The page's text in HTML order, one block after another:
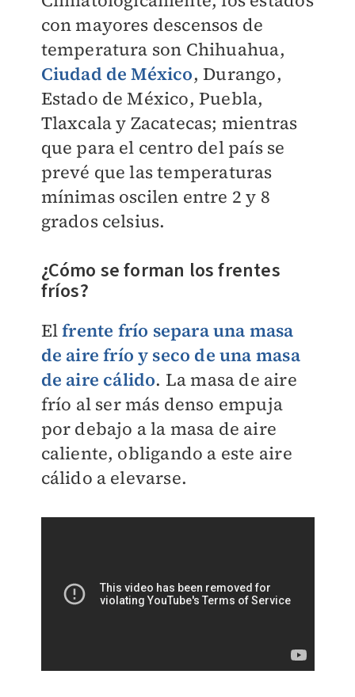
con mayores descensos de
temperatura son Chihuahua,
Ciudad de México, Durango,
Estado de México, Puebla,
Tlaxcala y Zacatecas; mientras
que para el centro del país se
prevé que las temperaturas
mínimas oscilen entre 2 y 8
grados celsius.
¿Cómo se forman los frentes
fríos?
Elfrente frío separa una masa
de aire frío y seco de una masa
de aire cálido. La masa de aire
frío al ser más denso empuja
por debajo a la masa de aire
caliente, obligando a este aire
cálido a elevarse.